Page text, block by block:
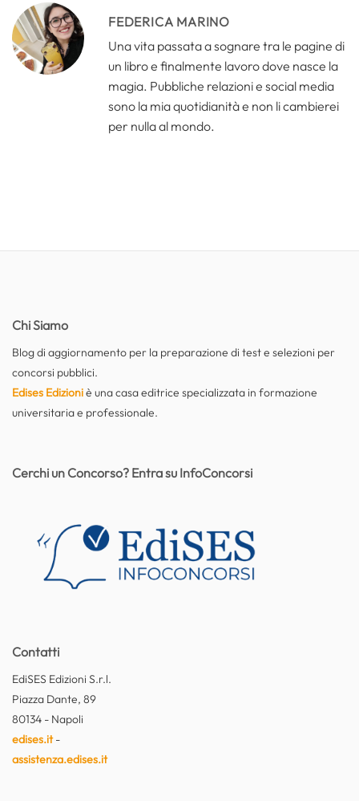
FEDERICA MARINO
Una vita passata a sognare tra le pagine di
un libro e finalmente lavoro dove nasce la
magia. Pubbliche relazioni e social media
sono la mia quotidianità e non li cambierei
per nulla al mondo.
Chi Siamo
Blog di aggiornamento per la preparazione di test e selezioni per
concorsi pubblici.
Edises Edizioniè una casa editrice specializzata in formazione
universitaria e professionale.
Contatti
EdiSES Edizioni S.r.l.
Piazza Dante, 89
80134 - Napoli
edises.it-
assistenza.edises.it
Cerchi un Concorso? Entra su InfoConcorsi